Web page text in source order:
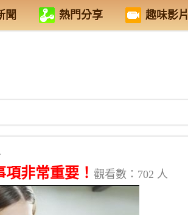
聞 熱門分享 趣味影片
非常重要！ 觀看數：702 人